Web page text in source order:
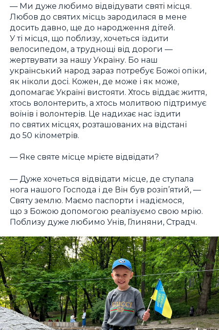
— Ми дуже любимо відвідувати святі місця.
Любов до святих місць зародилася в мене
досить давно, ще до народження дітей.
У ті місця, що поблизу, хочеться їздити
велосипедом, а труднощі від дороги —
жертвувати за нашу Україну. Бо наш
український народ зараз потребує Божої опіки,
як ніколи досі. Кожен, де може і як може,
допомагає Україні вистояти. Хтось віддає життя,
хтось волонтерить, а хтось молитвою підтримує
воїнів і волонтерів. Це надихає нас їздити
по святих місцях, розташованих на відстані
до 50 кілометрів.
— Яке святе місце мрієте відвідати?
— Дуже хочеться відвідати місце, де ступала
нога нашого Господа і де Він був розіп’ятий, —
Святу землю. Маємо паспорти і надіємося,
що з Божою допомогою реалізуємо свою мрію.
Поблизу дуже любимо Унів, Глиняни, Страдч.